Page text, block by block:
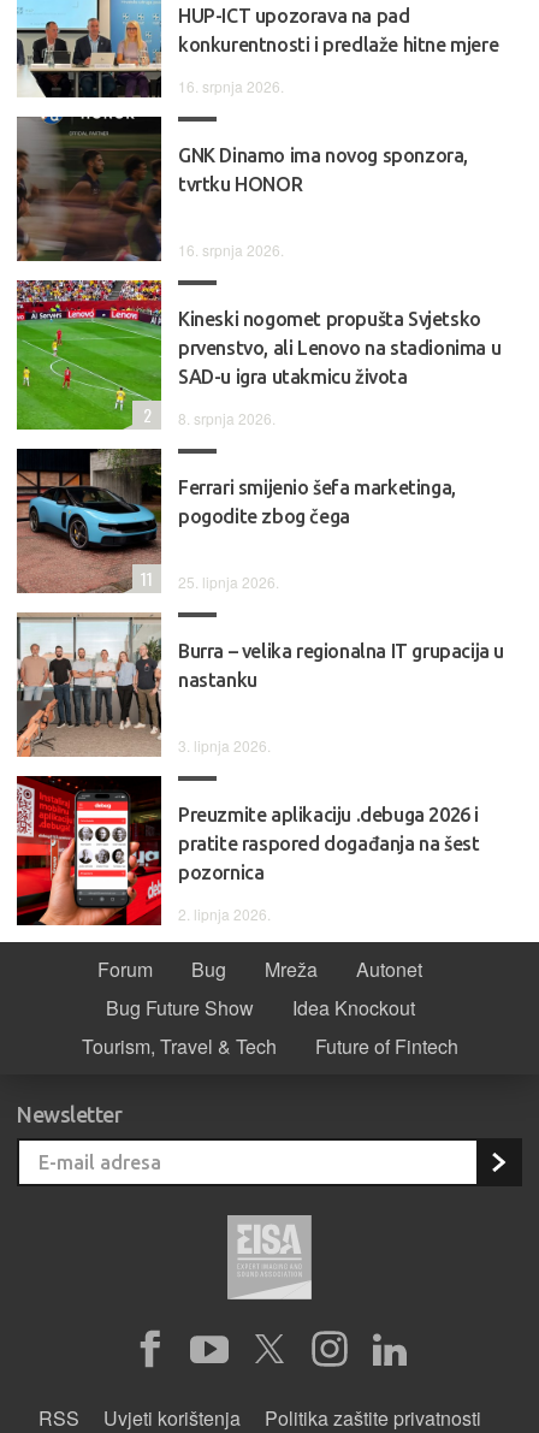
HUP-ICT upozorava na pad
konkurentnosti i predlaže hitne mjere
16. srpnja 2026.
GNK Dinamo ima novog sponzora,
tvrtku HONOR
16. srpnja 2026.
Kineski nogomet propušta Svjetsko
prvenstvo, ali Lenovo na stadionima u
SAD-u igra utakmicu života
8. srpnja 2026.
2
Ferrari smijenio šefa marketinga,
pogodite zbog čega
25. lipnja 2026.
11
Burra – velika regionalna IT grupacija u
nastanku
3. lipnja 2026.
Preuzmite aplikaciju .debuga 2026 i
pratite raspored događanja na šest
pozornica
2. lipnja 2026.
Forum Bug Mreža
Autonet
Bug Future Show
Idea Knockout
Tourism, Travel & Tech
Future of Fintech
Newsletter
RSS Uvjeti korištenja Politika zaštite privatnosti